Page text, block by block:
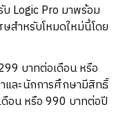
Logic Pro มาพร้อม
สำหรับโหมดใหม่นี้โดย
บาทต่อเดือน หรือ
และนักการศึกษามีสิทธิ์
อน หรือ 990 บาทต่อปี